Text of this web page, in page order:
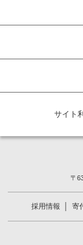
サイト
〒
採用情報 寄